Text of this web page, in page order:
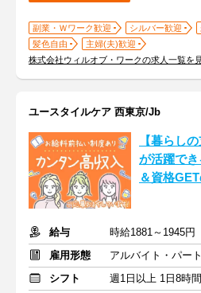
副業・Ｗワーク歓迎 シルバー歓迎
髪色自由
主婦(夫)歓迎
株式会社ウィルオブ・ワークの求人一覧を
ユースタイルケア 西東京/Jb
【暮らし
が活躍で
＆資格
給与
雇用形態
アルバイト・パート
シフト
週1日以上 1日8時